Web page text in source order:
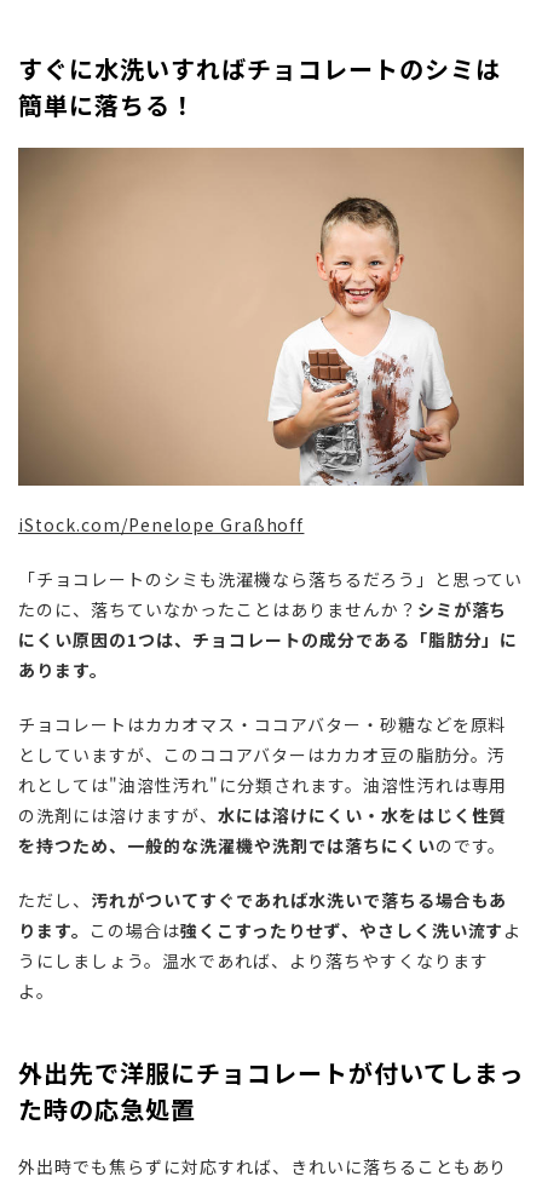
すぐに水洗いすればチョコレートのシミは
簡単に落ちる！
iStock.com/Penelope Graßhoff
「チョコレートのシミも洗濯機なら落ちるだろう」と思ってい
たのに、落ちていなかったことはありませんか？ シミが落ち
にくい原因の1つは、チョコレートの成分である「脂肪分」に
あります。
チョコレートはカカオマス・ココアバター・砂糖などを原料
としていますが、このココアバターはカカオ豆の脂肪分。汚
れとしては"油溶性汚れ" に分類されます。油溶性汚れは専用
の洗剤には溶けますが、 水には溶けにくい・水をはじく性質
を持つため、一般的な洗濯機や洗剤では落ちにくいのです。
ただし、 汚れがついてすぐであれば水洗いで落ちる場合もあ
ります。 この場合は強くこすったりせず、やさしく洗い流す よ
うにしましょう。温水であれば、より落ちやすくなります
よ。
外出先で洋服にチョコレートが付いてしまっ
た時の応急処置
外出時でも焦らずに対応すれば、きれいに落ちることもあり